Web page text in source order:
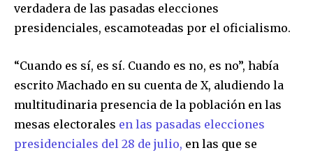
verdadera de las pasadas elecciones
presidenciales, escamoteadas por el oficialismo.
“Cuando es sí, es sí. Cuando es no, es no”, había
escrito Machado en su cuenta de X, aludiendo la
multitudinaria presencia de la población en las
mesas electorales en las pasadas elecciones
presidenciales del 28 de julio, en las que se